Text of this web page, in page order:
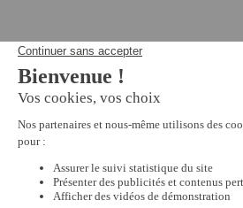
Nous vous